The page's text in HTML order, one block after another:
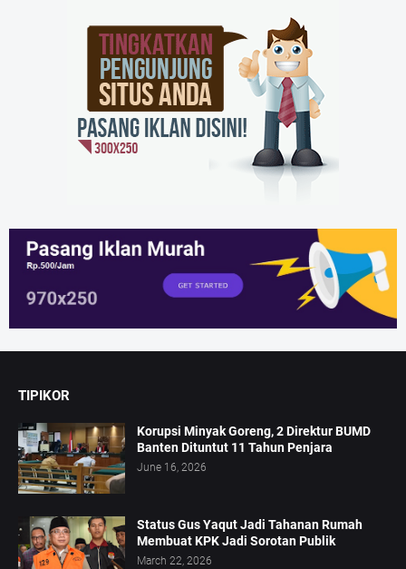
TIPIKOR
Korupsi Minyak Goreng, 2 Direktur BUMD
Banten Dituntut 11 Tahun Penjara
June 16, 2026
Status Gus Yaqut Jadi Tahanan Rumah
Membuat KPK Jadi Sorotan Publik
March 22, 2026